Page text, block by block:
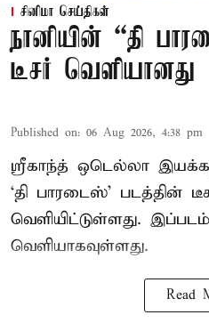
சினிமா செய்திகள்
நானியின் “தி
டீசர் வெளியானது
Published on: 06 Aug 2026, 4:38 pm
ஸ்ரீகாந்த் ஒடெல்லா
‘தி பாரடைஸ்’ படத்தின்
வெளியிட்டுள்ளது.
வெளியாகவுள்ளது.
Read